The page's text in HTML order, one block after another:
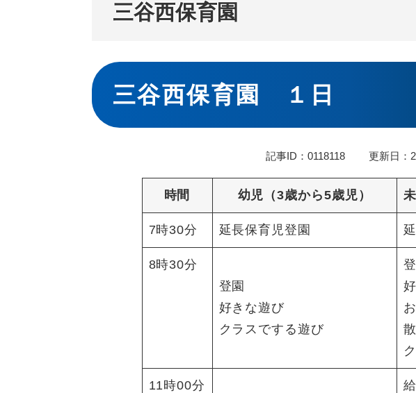
三谷西保育園
本
文
三谷西保育園 １日
記事ID：0118118 更新日：
時間 幼児（3歳から5歳児）
7時30分 延長保育児登園
8時30分
登園
好きな遊び
クラスでする遊び
11時00分